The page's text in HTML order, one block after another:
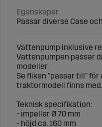
Egenskaper
Passar diverse Case
Vattenpump inklusive
Vattenpumpen passar
modeller.
Se fliken "passar till" för
traktormodell finns med.
Teknisk specifikation:
- impeller Ø 70 mm
- höjd ca. 160 mm